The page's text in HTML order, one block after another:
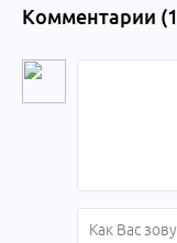
Комментарии (1